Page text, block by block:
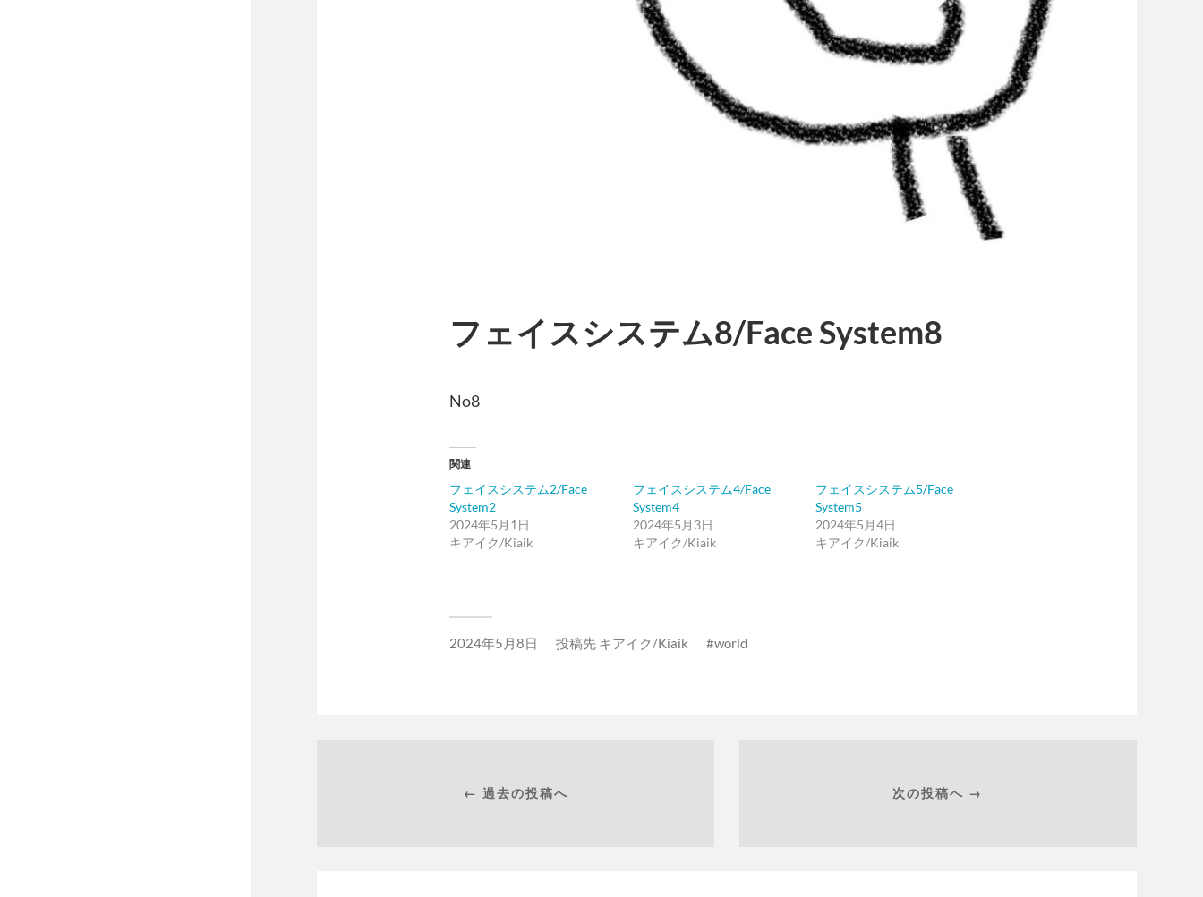
フェイスシステム8/Face System8
No8
関連
フェイスシステム2/Face
System2
2024年5月1日
キアイク/Kiaik
フェイスシステム4/Face
System4
2024年5月3日
キアイク/Kiaik
フェイスシステム5/Face
System5
2024年5月4日
キアイク/Kiaik
2024年5月8日 投稿先 キアイク/Kiaik world
← 過去の投稿へ 次の投稿へ →